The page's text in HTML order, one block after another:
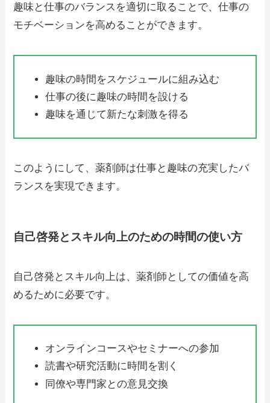
趣味と仕事のバランスを適切に取ることで、仕事の
モチベーションを高めることができます。
趣味の時間をスケジュールに組み込む
仕事の後に趣味の時間を設ける
趣味を通じて新たな刺激を得る
このようにして、薬剤師は仕事と趣味の充実したバ
ランスを実現できます。
自己啓発とスキル向上のための時間の使い方
自己啓発とスキル向上は、薬剤師としての価値を高
めるために必要です。
オンラインコースやセミナーへの参加
読書や研究活動に時間を割く
同僚や専門家との意見交換